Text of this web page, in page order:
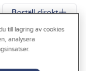
Beställ direkt
till lagring av cookies
analysera